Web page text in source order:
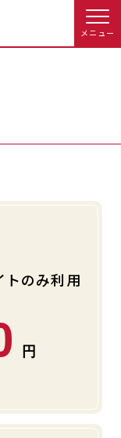
メニュー
ラム情報
問
店予約
ービス
す
のみ利用